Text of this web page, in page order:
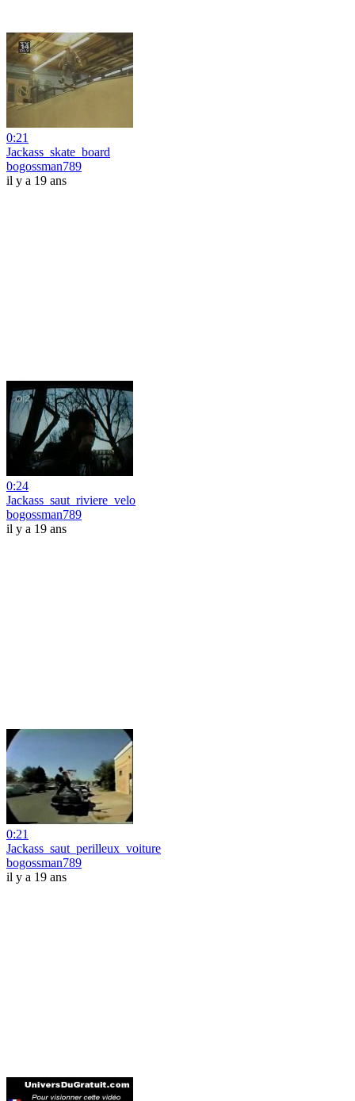
0:21
Jackass_skate_board
bogossman789
il y a 19 ans
0:24
Jackass_saut_riviere_velo
bogossman789
il y a 19 ans
0:21
Jackass_saut_perilleux_voiture
bogossman789
il y a 19 ans